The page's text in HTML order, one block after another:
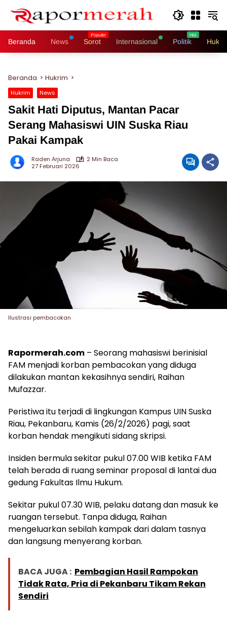
Beranda News Sorot Internasional Politik
Beranda Hukrim
Hukrim News
Sakit Hati Diputus, Mantan Pacar
Serang Mahasiswi UIN Suska Riau
Pakai Kampak
Raden Arjuna
2 Min Baca
27 Februari 2026
Ilustrasi pembacokan
Rapormerah.com – Seorang mahasiswi berinisial
FAM menjadi korban pembacokan yang diduga
dilakukan mantan kekasihnya sendiri, Raihan
Mufazzar.
Peristiwa itu terjadi di lingkungan Kampus UIN Suska
Riau, Pekanbaru, Kamis (26/2/2026) pagi, saat
korban hendak mengikuti sidang skripsi.
Insiden bermula sekitar pukul 07.00 WIB ketika FAM
telah berada di ruang seminar proposal di lantai dua
gedung Fakultas Ilmu Hukum.
Sekitar pukul 07.30 WIB, pelaku datang dan masuk ke
ruangan tersebut. Tanpa diduga, Raihan
mengeluarkan sebilah kampak dari dalam tasnya
dan langsung menyerang korban.
BACA JUGA : Pembagian Hasil Rampokan
Tidak Rata, Pria di Pekanbaru Tikam Rekan
Sendiri